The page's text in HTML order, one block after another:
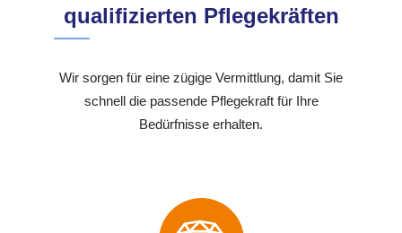
qualifizierten Pflegekräften
Wir sorgen für eine zügige Vermittlung, damit Sie
schnell die passende Pflegekraft für Ihre
Bedürfnisse erhalten.